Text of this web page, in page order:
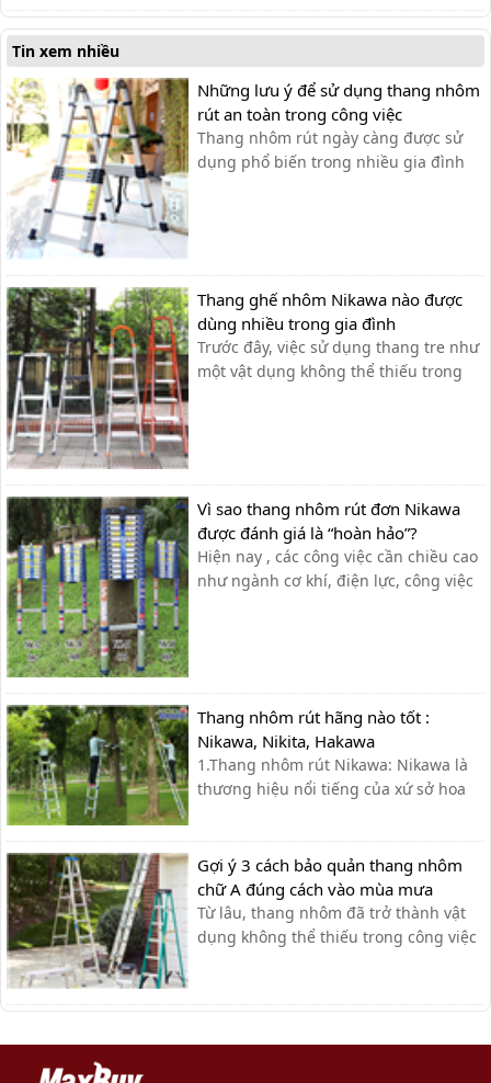
bởi sự tiện dụng mà nó mang lại. Đây
là [...
Tin xem nhiều
Những lưu ý để sử dụng thang nhôm
rút an toàn trong công việc
Thang nhôm rút ngày càng được sử
dụng phổ biến trong nhiều gia đình
người vẫn chủ quan trong việc tìm
hiểu công...
Thang ghế nhôm Nikawa nào được
dùng nhiều trong gia đình
Trước đây, việc sử dụng thang tre như
một vật dụng không thể thiếu trong
gọn, tiện ích, độ an toàn đạt tiêu ...
Vì sao thang nhôm rút đơn Nikawa
được đánh giá là “hoàn hảo”?
Hiện nay , các công việc cần chiều cao
như ngành cơ khí, điện lực, công việc
phải ai cũng có thể dễ [&hel...
Thang nhôm rút hãng nào tốt :
Nikawa, Nikita, Hakawa
1.Thang nhôm rút Nikawa: Nikawa là
thương hiệu nổi tiếng của xứ sở hoa
và tiên tiến bậc nhất từ Nhật Bản.
Nikawa chuyên sản xuất và phân phối
các dòng sản phẩm cao cấp như xe
đẩy hàng, thang nhôm và dụng cụ
cầm tay...
Gợi ý 3 cách bảo quản thang nhôm
chữ A đúng cách vào mùa mưa
Từ lâu, thang nhôm đã trở thành vật
dụng không thể thiếu trong công việc
Ameca hay Nikita,… Với những ưu